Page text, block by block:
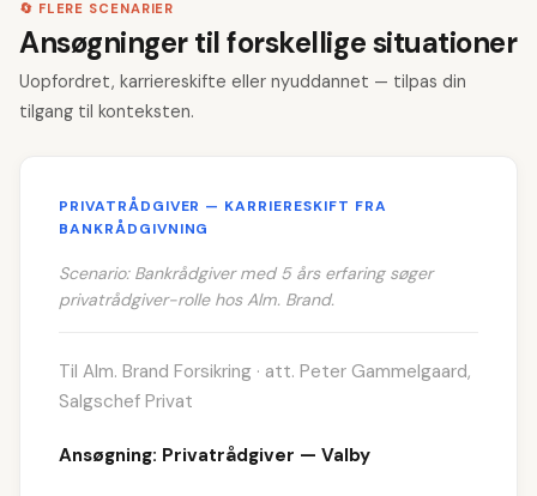
🔄 FLERE SCENARIER
Ansøgninger til forskellige situationer
Uopfordret, karriereskifte eller nyuddannet — tilpas din
tilgang til konteksten.
PRIVATRÅDGIVER — KARRIERESKIFT FRA
BANKRÅDGIVNING
Scenario: Bankrådgiver med 5 års erfaring søger
privatrådgiver-rolle hos Alm. Brand.
Til Alm. Brand Forsikring · att. Peter Gammelgaard,
Salgschef Privat
Ansøgning: Privatrådgiver — Valby